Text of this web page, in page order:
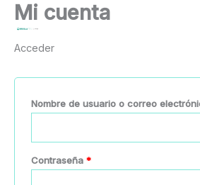
Mi cuenta
Acceder
Nombre de usuario o correo
Contraseña *Obligatorio